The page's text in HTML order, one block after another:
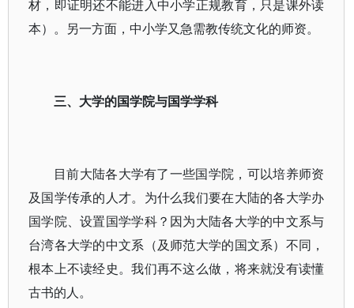
材，即证明还不能进入中小学正规教育，只是课外读
本）。另一方面，中小学又急需教传统文化的师资。
三、大学的国学院与国学学科
目前大陆各大学有了一些国学院，可以培养师资
及国学传承的人才。为什么我们要在大陆的各大学办
国学院、设置国学学科？因为大陆各大学的中文系与
台湾各大学的中文系（及师范大学的国文系）不同，
根本上不读经史。我们再不这么做，将来就没有读懂
古书的人。